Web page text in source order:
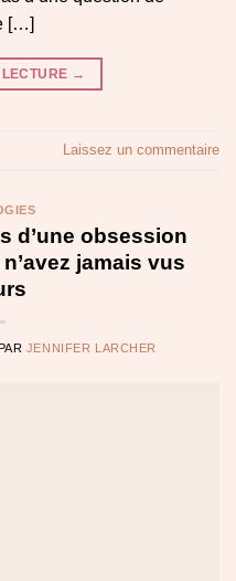
[…]
→
Laissez un commentaire
d’une obsession
jamais vus
JENNIFER LARCHER